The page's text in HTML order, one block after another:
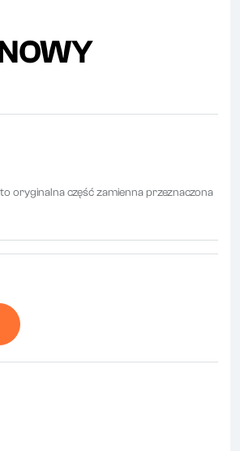
to oryginalna część zamienna przeznaczona